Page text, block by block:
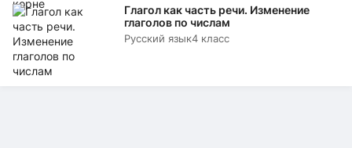
Глагол как часть речи. Изменение
глаголов по числам
Русский язык4 класс